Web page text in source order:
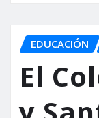
EDUCACIÓN
El